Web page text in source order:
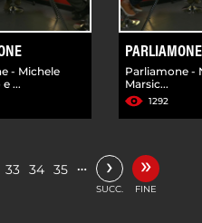
- Michele
...
PARLIAMONE
Parliamone -
Marsic...
1292
33 34 35 … ›
SUCC.
»
FINE